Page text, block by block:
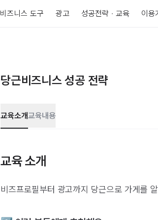
비즈니스 도구 광고 성공전략 · 교육 이용
당근비즈니스 성공 전략
교육소개교육내용
교육 소개
비즈프로필부터 광고까지 당근으로 가게를